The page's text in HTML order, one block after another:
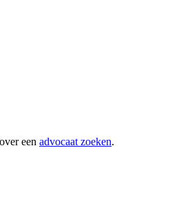
een advocaat zoeken.